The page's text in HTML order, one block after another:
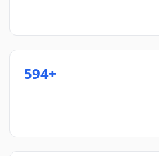
+594